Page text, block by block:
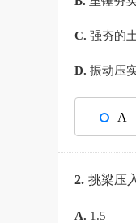
C. 强夯的土
D. 振动压
A
2. 挑梁压
A. 1.5